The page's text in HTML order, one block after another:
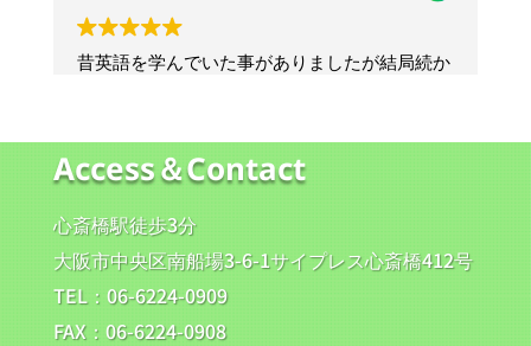
Access＆Contact
心斎橋駅徒歩3分
大阪市中央区南船場3-6-1サイプレス心斎橋412号
TEL：06-6224-0909
FAX：06-6224-0908